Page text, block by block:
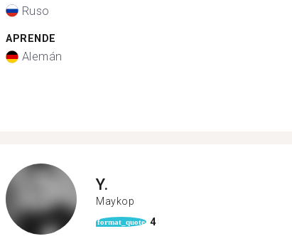
Ruso
APRENDE
Alemán
Y.
Maykop
format_quote 4